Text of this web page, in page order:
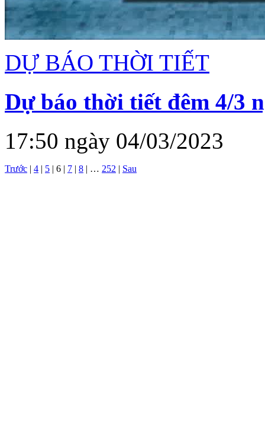
DỰ BÁO THỜI TIẾT
Dự báo thời tiết đêm 4/3
17:50 ngày 04/03/2023
Trước | 4 | 5 | 6 | 7 | 8 | … 252 | Sau